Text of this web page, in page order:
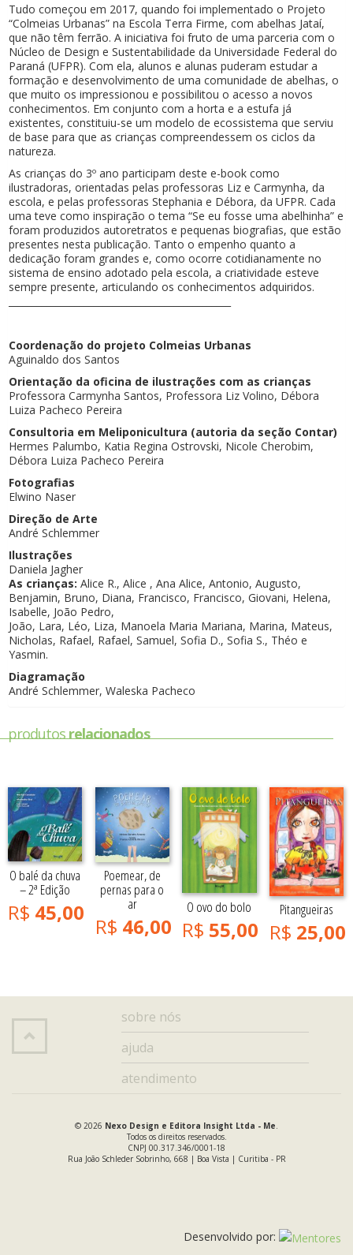
Tudo começou em 2017, quando foi implementado o Projeto
“Colmeias Urbanas” na Escola Terra Firme, com abelhas Jataí,
que não têm ferrão. A iniciativa foi fruto de uma parceria com o
Núcleo de Design e Sustentabilidade da Universidade Federal do
Paraná (UFPR). Com ela, alunos e alunas puderam estudar a
formação e desenvolvimento de uma comunidade de abelhas, o
que muito os impressionou e possibilitou o acesso a novos
conhecimentos. Em conjunto com a horta e a estufa já
existentes, constituiu-se um modelo de ecossistema que serviu
de base para que as crianças compreendessem os ciclos da
natureza.
As crianças do 3º ano participam deste e-book como
ilustradoras, orientadas pelas professoras Liz e Carmynha, da
escola, e pelas professoras Stephania e Débora, da UFPR. Cada
uma teve como inspiração o tema “Se eu fosse uma abelhinha” e
foram produzidos autoretratos e pequenas biografias, que estão
presentes nesta publicação. Tanto o empenho quanto a
dedicação foram grandes e, como ocorre cotidianamente no
sistema de ensino adotado pela escola, a criatividade esteve
sempre presente, articulando os conhecimentos adquiridos.
Coordenação do projeto Colmeias Urbanas
Aguinaldo dos Santos
Orientação da oficina de ilustrações com as crianças
Professora Carmynha Santos, Professora Liz Volino, Débora
Luiza Pacheco Pereira
Consultoria em Meliponicultura (autoria da seção Contar)
Hermes Palumbo, Katia Regina Ostrovski, Nicole Cherobim,
Débora Luiza Pacheco Pereira
Fotografias
Elwino Naser
Direção de Arte
André Schlemmer
Ilustrações
Daniela Jagher
As crianças: Alice R., Alice , Ana Alice, Antonio, Augusto,
Benjamin, Bruno, Diana, Francisco, Francisco, Giovani, Helena,
Isabelle, João Pedro,
João, Lara, Léo, Liza, Manoela Maria Mariana, Marina, Mateus,
Nicholas, Rafael, Rafael, Samuel, Sofia D., Sofia S., Théo e
Yasmin.
Diagramação
André Schlemmer, Waleska Pacheco
produtosrelacionados
O balé da chuva
– 2ª Edição
R$ 45,00
Poemear, de
pernas para o
ar
R$ 46,00
O ovo do bolo
R$ 55,00
Pitangueiras
R$ 25,00
sobre nós
ajuda
atendimento
© 2026 Nexo Design e Editora Insight Ltda - Me.
Todos os direitos reservados.
CNPJ 00.317.346/0001-18
Rua João Schleder Sobrinho, 668 | Boa Vista | Curitiba - PR
Desenvolvido por: